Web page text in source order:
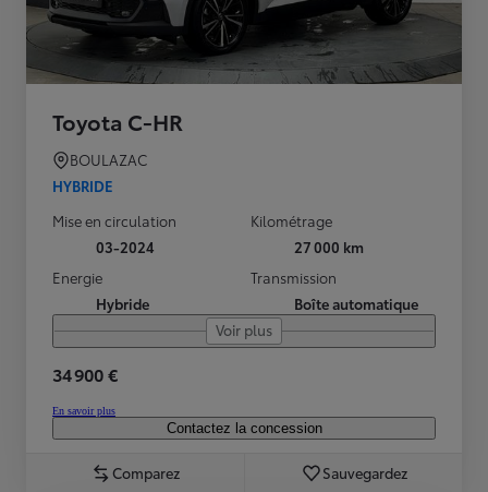
Toyota C-HR
BOULAZAC
HYBRIDE
Mise en circulation
03-2024
Kilométrage
27 000 km
Energie
Hybride
Transmission
Boîte automatique
Voir plus
34 900 €
En savoir plus
Contactez la concession
Comparez Sauvegardez